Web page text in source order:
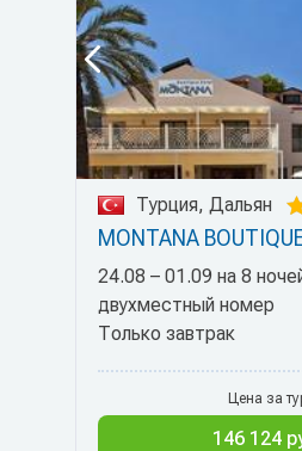
Турция, Дальян
MONTANA
24.08 – 01.09 на 8
двухместный номер
Только завтрак
Цена за
146 124